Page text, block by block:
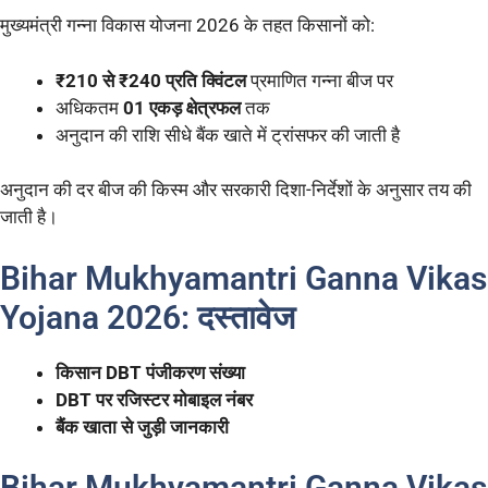
मुख्यमंत्री गन्ना विकास योजना 2026 के तहत किसानों को:
₹210 से ₹240 प्रति क्विंटलप्रमाणित गन्ना बीज पर
अधिकतम 01 एकड़ क्षेत्रफलतक
अनुदान की राशि सीधे बैंक खाते में ट्रांसफर की जाती है
अनुदान की दर बीज की किस्म और सरकारी दिशा-निर्देशों के अनुसार तय की
जाती है।
Bihar Mukhyamantri Ganna Vikas
Yojana 2026: दस्तावेज
किसान DBT पंजीकरण संख्या
DBT पर रजिस्टर मोबाइल नंबर
बैंक खाता से जुड़ी जानकारी